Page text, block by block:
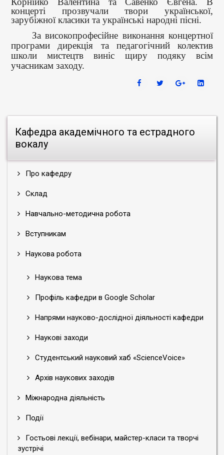
Кафедра академічного та естрадного
вокалу
Про кафедру
Склад
Навчально-методична робота
Вступникам
Наукова робота
Наукова тема
Профіль кафедри в Google Scholar
Напрями науково-дослідної діяльності кафедри
Наукові заходи
Студентський науковий хаб «ScienceVoice»
Архів наукових заходів
Міжнародна діяльність
Події
Гостьові лекції, вебінари, майстер-класи та творчі
зустрічі
концерті прозвучали твори української,
зарубіжної класики та українські народні пісні.
За високопрофесійне виконання концертної
програми дирекція та педагогічний колектив
школи мистецтв виніс щиру подяку всім
учасникам заходу.